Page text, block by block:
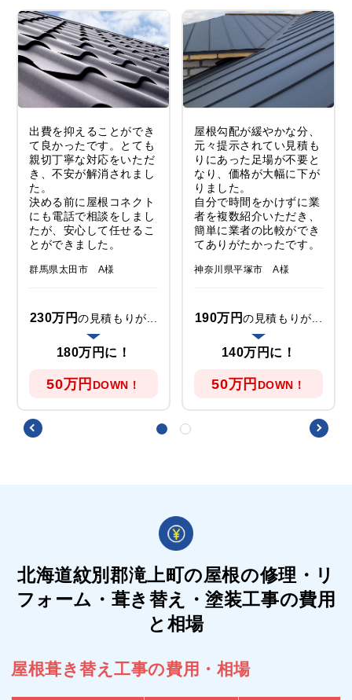
出費を抑えることができ
て良かったです。とても
親切丁寧な対応をいただ
き、不安が解消されまし
た。
決める前に屋根コネクト
にも電話で相談をしまし
たが、安心して任せるこ
とができました。
群馬県太田市 A様
230万円の見積もりが...
180万円に！
50万円 DOWN！
屋根勾配が緩やかな分、
元々提示されてい見積も
りにあった足場が不要と
なり、価格が大幅に下が
りました。
自分で時間をかけずに業
者を複数紹介いただき、
簡単に業者の比較ができ
てありがたかったです。
神奈川県平塚市 A様
190万円の見積もりが...
140万円に！
50万円 DOWN！
北海道紋別郡滝上町の屋根の修理・リ
フォーム・葺き替え・塗装工事の費用
と相場
屋根葺き替え工事の費用・相場